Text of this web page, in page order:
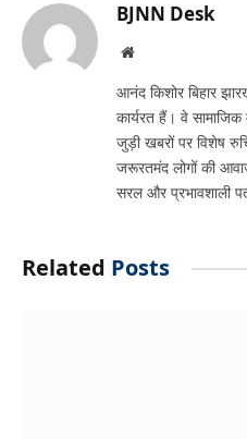
BJNN Desk
Website
आनंद किशोर बिहार
कार्यरत हैं। वे
जुड़ी खबरों पर विशेष
जरूरतमंद लोगों की
सरल और प्रभावशाली
Related Posts